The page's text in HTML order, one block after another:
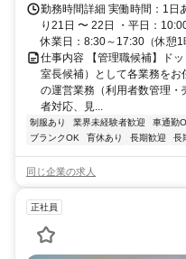
勤務時間詳細 実働時間：1日
り21日 〜 22日 ・平日：
休業日：8:30～17:30（休憩
仕事内容 【管理職候補】ド
室長候補）として各業務を
の運営業務（利用者数管理
者対応、見...
制服あり 業界未経験者歓迎 車通勤
ブランクOK
育休あり 長期歓迎 長
同じ企業の求人
正社員